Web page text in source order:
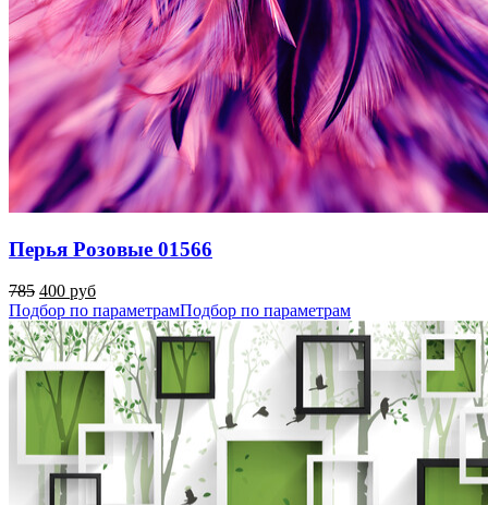
Перья Розовые 01566
785 400 руб
Подбор по параметрамПодбор по параметрам